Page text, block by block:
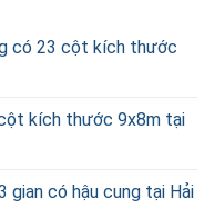
có 23 cột kích thước
kích thước 9x8m tại
gian có hậu cung tại Hải